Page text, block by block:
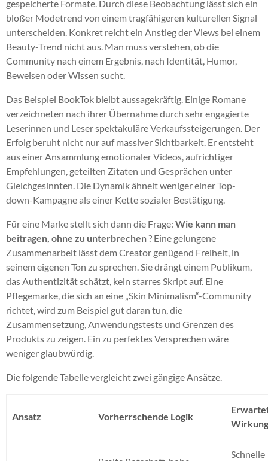
gespeicherte Formate. Durch diese Beobachtung lässt sich ein
bloßer Modetrend von einem tragfähigeren kulturellen Signal
unterscheiden. Konkret reicht ein Anstieg der Views bei einem
Beauty-Trend nicht aus. Man muss verstehen, ob die
Community nach einem Ergebnis, nach Identität, Humor,
Beweisen oder Wissen sucht.
Das Beispiel BookTok bleibt aussagekräftig. Einige Romane
verzeichneten nach ihrer Übernahme durch sehr engagierte
Leserinnen und Leser spektakuläre Verkaufssteigerungen. Der
Erfolg beruht nicht nur auf massiver Sichtbarkeit. Er entsteht
aus einer Ansammlung emotionaler Videos, aufrichtiger
Empfehlungen, geteilten Zitaten und Gesprächen unter
Gleichgesinnten. Die Dynamik ähnelt weniger einer Top-
down-Kampagne als einer Kette sozialer Bestätigung.
Für eine Marke stellt sich dann die Frage: Wie kann man
beitragen, ohne zu unterbrechen? Eine gelungene
Zusammenarbeit lässt dem Creator genügend Freiheit, in
seinem eigenen Ton zu sprechen. Sie drängt einem Publikum,
das Authentizität schätzt, kein starres Skript auf. Eine
Pflegemarke, die sich an eine „Skin Minimalism“-Community
richtet, wird zum Beispiel gut daran tun, die
Zusammensetzung, Anwendungstests und Grenzen des
Produkts zu zeigen. Ein zu perfektes Versprechen wäre
weniger glaubwürdig.
Die folgende Tabelle vergleicht zwei gängige Ansätze.
Ansatz Vorherrschende Logik
Schnelle